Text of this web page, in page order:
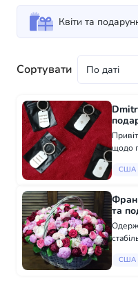
старту вашого
Квіти та
Сортувати
щодо
щодо
Нью-
США
та
США